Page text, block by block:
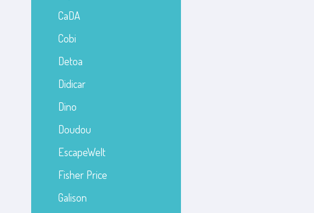
CaDA
Cobi
Detoa
Didicar
Dino
Doudou
EscapeWelt
Fisher Price
Galison